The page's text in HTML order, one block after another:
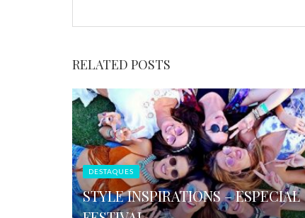
RELATED POSTS
DESTAQUES
STYLE INSPIRATIONS – ESPECIAL